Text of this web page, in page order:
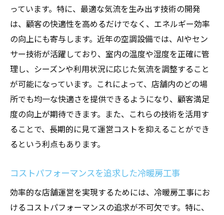
っています。特に、最適な気流を生み出す技術の開発
は、顧客の快適性を高めるだけでなく、エネルギー効率
の向上にも寄与します。近年の空調設備では、AIやセン
サー技術が活躍しており、室内の温度や湿度を正確に管
理し、シーズンや利用状況に応じた気流を調整すること
が可能になっています。これによって、店舗内のどの場
所でも均一な快適さを提供できるようになり、顧客満足
度の向上が期待できます。また、これらの技術を活用す
ることで、長期的に見て運営コストを抑えることができ
るという利点もあります。
コストパフォーマンスを追求した冷暖房工事
効率的な店舗運営を実現するためには、冷暖房工事にお
けるコストパフォーマンスの追求が不可欠です。特に、